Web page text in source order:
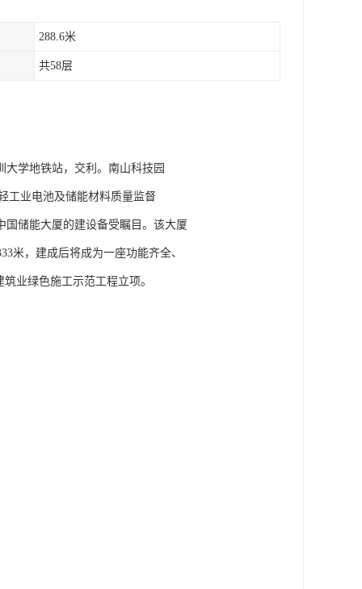
288.6米
共58层
学地铁站，交利。南山科技园
工业电池及储能材料质量监督
储能大厦的建设备受瞩目。该大厦
米，建成后将成为一座功能齐全、
业绿色施工示范工程立项。